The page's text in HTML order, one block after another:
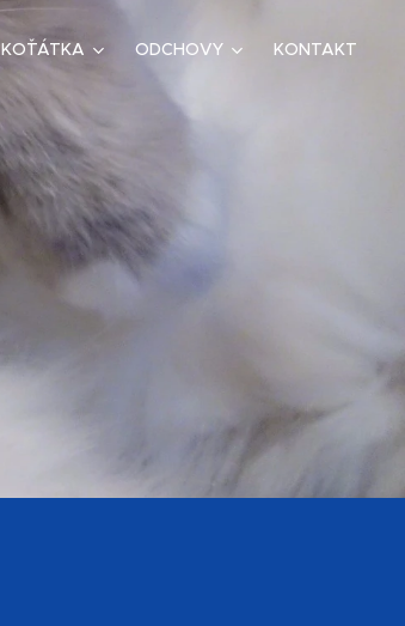
KOŤÁTKA ODCHOVY KONTAKT